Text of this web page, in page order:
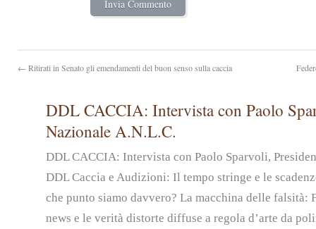
← Ritirati in Senato gli emendamenti del buon senso sulla caccia
DDL CACCIA: Intervista con Paolo
Nazionale A.N.L.C.
DDL CACCIA: Intervista con Paolo Sparvoli,
DDL Caccia e Audizioni: Il tempo stringe e le
che punto siamo davvero? La macchina delle falsità:
news e le verità distorte diffuse a regola d’arte da